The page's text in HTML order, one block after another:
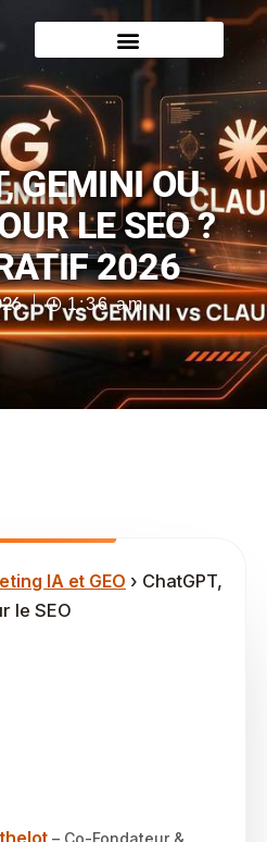
GEMINI OU
LE SEO ?
2026
1:36 am
IA et GEO › ChatGPT,
le SEO
– Co-Fondateur &